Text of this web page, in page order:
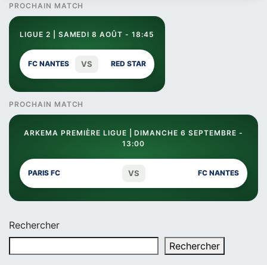
PROCHAIN MATCH
LIGUE 2 | SAMEDI 8 AOÛT - 18:45
FC NANTES VS RED STAR
PROCHAIN MATCH
ARKEMA PREMIÈRE LIGUE | DIMANCHE 6 SEPTEMBRE -
13:00
PARIS FC VS FC NANTES
Rechercher
Rechercher